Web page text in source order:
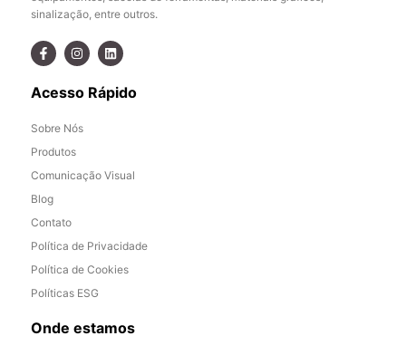
sinalização, entre outros.
Acesso Rápido
Sobre Nós
Produtos
Comunicação Visual
Blog
Contato
Política de Privacidade
Política de Cookies
Políticas ESG
Onde estamos